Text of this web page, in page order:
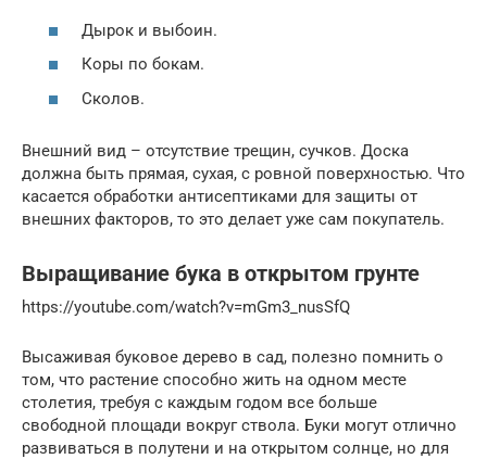
Дырок и выбоин.
Коры по бокам.
Сколов.
Внешний вид – отсутствие трещин, сучков. Доска
должна быть прямая, сухая, с ровной поверхностью. Что
касается обработки антисептиками для защиты от
внешних факторов, то это делает уже сам покупатель.
Выращивание бука в открытом грунте
https://youtube.com/watch?v=mGm3_nusSfQ
Высаживая буковое дерево в сад, полезно помнить о
том, что растение способно жить на одном месте
столетия, требуя с каждым годом все больше
свободной площади вокруг ствола. Буки могут отлично
развиваться в полутени и на открытом солнце, но для